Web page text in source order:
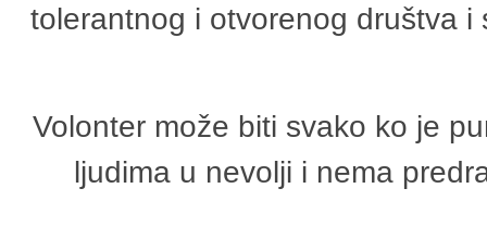
tolerantnog i otvorenog društva
Volonter može biti svako ko je
ljudima u nevolji i nema